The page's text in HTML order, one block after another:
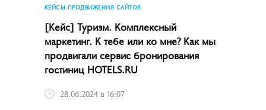
КЕЙСЫ ПРОДВИЖЕНИЯ САЙТОВ
[Кейс] Туризм. Комплексный
маркетинг. К тебе или ко мне? Как мы
продвигали сервис бронирования
гостиниц HOTELS.RU
28.06.2024 в 16:07